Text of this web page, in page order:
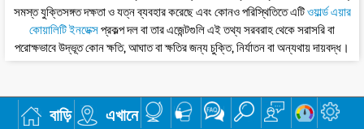
সমস্ত যুক্তিসঙ্গত দক্ষতা ও যত্ন ব্যবহার করেছে এবং কোনও পরিস্থিতিতে এটিওয়ার্ল্ড এয়ার
কোয়ালিটি ইনডেক্সপ্রকল্প দল বা তার এজেন্টগুলি এই তথ্য সরবরাহ থেকে সরাসরি বা
পরোক্ষভাবে উদ্ভূত কোন ক্ষতি, আঘাত বা ক্ষতির জন্য চুক্তি, নির্যাতন বা অন্যথায় দায়বদ্ধ।
বাড়ি এখানে